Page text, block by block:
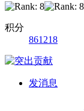
积分
861218
发消息